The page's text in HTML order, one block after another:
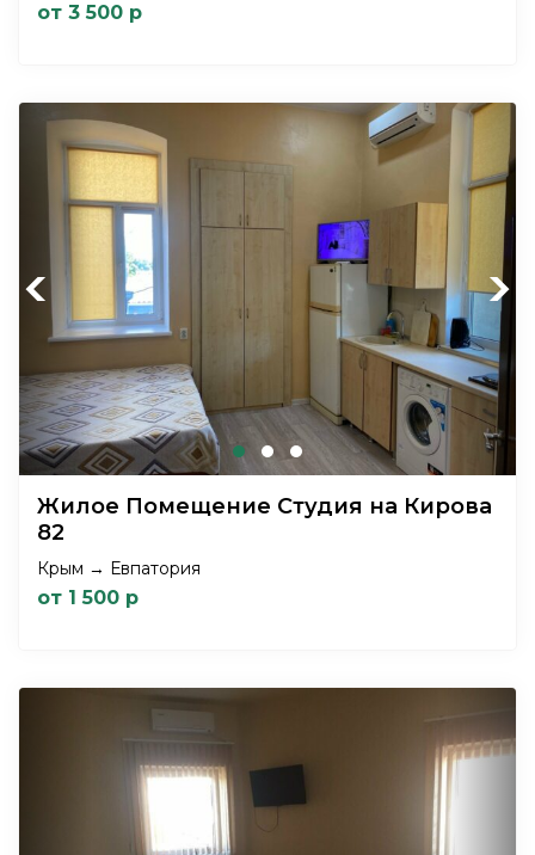
от 3 500 р
Previous Next
Жилое Помещение Студия на Кирова
82
Крым → Евпатория
от 1 500 р